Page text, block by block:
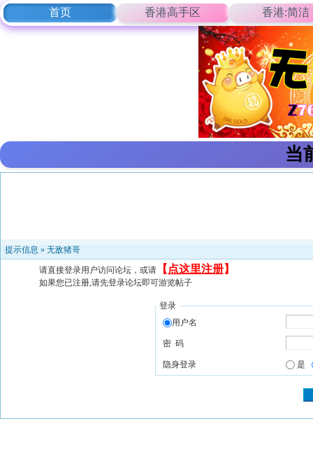
首页 香港高手区 香港:简洁
当
提示信息 » 无敌猪哥
请直接登录用户访问论坛，或请 【 点这里注册】
如果您已注册,请先登录论坛即可游览帖子
登录
用户名
密 码
隐身登录 是